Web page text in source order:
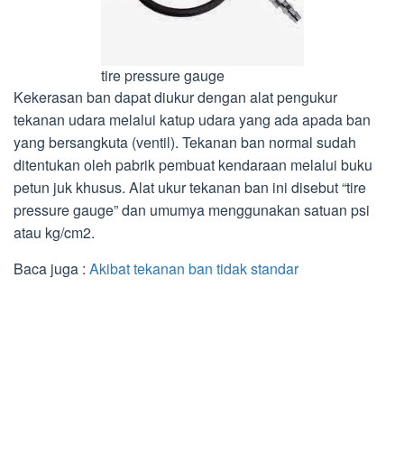
tire pressure gauge
Kekerasan ban dapat diukur dengan alat pengukur
tekanan udara melalui katup udara yang ada apada ban
yang bersangkuta (ventil). Tekanan ban normal sudah
ditentukan oleh pabrik pembuat kendaraan melalui buku
petun juk khusus. Alat ukur tekanan ban ini disebut “tire
pressure gauge” dan umumya menggunakan satuan psi
atau kg/cm2.
Baca juga : Akibat tekanan ban tidak standar